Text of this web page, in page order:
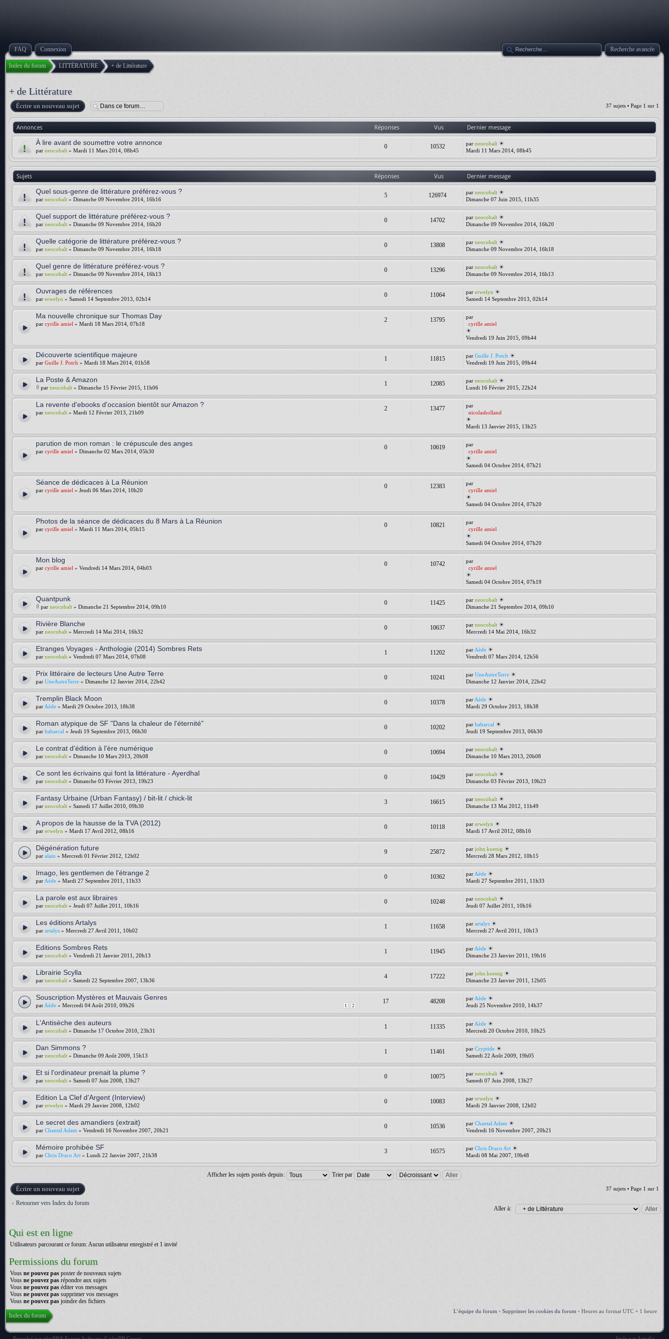
FAQ Connexion Recherche avancée
Index du forum LITTÉRATURE + de Littérature
+ de Littérature
Écrire un nouveau sujet 37 sujets • Page 1 sur 1
Annonces Réponses Vus Dernier message
À lire avant de soumettre votre annonce
par neocobalt » Mardi 11 Mars 2014, 08h45
0 10532 parneocobalt
Mardi 11 Mars 2014, 08h45
Sujets Réponses Vus Dernier message
Quel sous-genre de littérature préférez-vous ?
par neocobalt » Dimanche 09 Novembre 2014, 16h16
5 126974 parneocobalt
Dimanche 07 Juin 2015, 11h35
Quel support de littérature préférez-vous ?
par neocobalt » Dimanche 09 Novembre 2014, 16h20
0 14702 parneocobalt
Dimanche 09 Novembre 2014, 16h20
Quelle catégorie de littérature préférez-vous ?
par neocobalt » Dimanche 09 Novembre 2014, 16h18
0 13808 parneocobalt
Dimanche 09 Novembre 2014, 16h18
Quel genre de littérature préférez-vous ?
par neocobalt » Dimanche 09 Novembre 2014, 16h13
0 13296 parneocobalt
Dimanche 09 Novembre 2014, 16h13
Ouvrages de références
par erwelyn » Samedi 14 Septembre 2013, 02h14
0 11064 parerwelyn
Samedi 14 Septembre 2013, 02h14
Ma nouvelle chronique sur Thomas Day
par cyrille amiel » Mardi 18 Mars 2014, 07h18
2 13795
par
cyrille amiel
Vendredi 19 Juin 2015, 09h44
Découverte scientifique majeure
par Guille J. Potch » Mardi 18 Mars 2014, 01h58
1 11815 parGuille J. Potch
Vendredi 19 Juin 2015, 09h44
La Poste & Amazon
par neocobalt » Dimanche 15 Février 2015, 11h06
1 12085 parneocobalt
Lundi 16 Février 2015, 22h24
La revente d'ebooks d'occasion bientôt sur Amazon ?
par neocobalt » Mardi 12 Février 2013, 21h09
2 13477
par
nicolasholland
Mardi 13 Janvier 2015, 13h25
parution de mon roman : le crépuscule des anges
par cyrille amiel » Dimanche 02 Mars 2014, 05h30
0 10619
par
cyrille amiel
Samedi 04 Octobre 2014, 07h21
Séance de dédicaces à La Réunion
par cyrille amiel » Jeudi 06 Mars 2014, 10h20
0 12383
par
cyrille amiel
Samedi 04 Octobre 2014, 07h20
Photos de la séance de dédicaces du 8 Mars à La Réunion
par cyrille amiel » Mardi 11 Mars 2014, 05h15
0 10821
par
cyrille amiel
Samedi 04 Octobre 2014, 07h20
Mon blog
par cyrille amiel » Vendredi 14 Mars 2014, 04h03
0 10742
par
cyrille amiel
Samedi 04 Octobre 2014, 07h19
Quantpunk
par neocobalt » Dimanche 21 Septembre 2014, 09h10
0 11425 parneocobalt
Dimanche 21 Septembre 2014, 09h10
Rivière Blanche
par neocobalt » Mercredi 14 Mai 2014, 16h32
0 10637 parneocobalt
Mercredi 14 Mai 2014, 16h32
Etranges Voyages - Anthologie (2014) Sombres Rets
par neocobalt » Vendredi 07 Mars 2014, 07h08
1 11202 par Aède
Vendredi 07 Mars 2014, 12h56
Prix littéraire de lecteurs Une Autre Terre
par UneAutreTerre » Dimanche 12 Janvier 2014, 22h42
0 10241 parUneAutreTerre
Dimanche 12 Janvier 2014, 22h42
Tremplin Black Moon
par Aède » Mardi 29 Octobre 2013, 18h38
0 10378 par Aède
Mardi 29 Octobre 2013, 18h38
Roman atypique de SF "Dans la chaleur de l'éternité"
par habarcal » Jeudi 19 Septembre 2013, 06h30
0 10202 parhabarcal
Jeudi 19 Septembre 2013, 06h30
Le contrat d'édition à l'ère numérique
par neocobalt » Dimanche 10 Mars 2013, 20h08
0 10694 parneocobalt
Dimanche 10 Mars 2013, 20h08
Ce sont les écrivains qui font la littérature - Ayerdhal
par neocobalt » Dimanche 03 Février 2013, 19h23
0 10429 parneocobalt
Dimanche 03 Février 2013, 19h23
Fantasy Urbaine (Urban Fantasy) / bit-lit / chick-lit
par neocobalt » Samedi 17 Juillet 2010, 09h30
3 16615 parneocobalt
Dimanche 13 Mai 2012, 11h49
A propos de la hausse de la TVA (2012)
par erwelyn » Mardi 17 Avril 2012, 08h16
0 10118 parerwelyn
Mardi 17 Avril 2012, 08h16
Dégénération future
par alain » Mercredi 01 Février 2012, 12h02
9 25872 parjohn.koenig
Mercredi 28 Mars 2012, 10h15
Imago, les gentlemen de l'étrange 2
par Aède » Mardi 27 Septembre 2011, 11h33
0 10362 par Aède
Mardi 27 Septembre 2011, 11h33
La parole est aux libraires
par neocobalt » Jeudi 07 Juillet 2011, 10h16
0 10248 parneocobalt
Jeudi 07 Juillet 2011, 10h16
Les éditions Artalys
par artalys » Mercredi 27 Avril 2011, 10h02
1 11658 parartalys
Mercredi 27 Avril 2011, 10h13
Editions Sombres Rets
par neocobalt » Vendredi 21 Janvier 2011, 20h13
1 11945 par Aède
Dimanche 23 Janvier 2011, 19h16
Librairie Scylla
par neocobalt » Samedi 22 Septembre 2007, 13h36
4 17222 parjohn.koenig
Dimanche 23 Janvier 2011, 12h05
Souscription Mystères et Mauvais Genres
1 2
par Aède » Mercredi 04 Août 2010, 09h26
17 48208 par Aède
Jeudi 25 Novembre 2010, 14h37
L'Antisèche des auteurs
par neocobalt » Dimanche 17 Octobre 2010, 23h31
1 11335 par Aède
Mercredi 20 Octobre 2010, 10h25
Dan Simmons ?
par neocobalt » Dimanche 09 Août 2009, 15h13
1 11461 parCryptide
Samedi 22 Août 2009, 19h05
Et si l'ordinateur prenait la plume ?
par neocobalt » Samedi 07 Juin 2008, 13h27
0 10075 parneocobalt
Samedi 07 Juin 2008, 13h27
Edition La Clef d'Argent (Interview)
par erwelyn » Mardi 29 Janvier 2008, 12h02
0 10083 parerwelyn
Mardi 29 Janvier 2008, 12h02
Le secret des amandiers (extrait)
par Chantal Adam » Vendredi 16 Novembre 2007, 20h21
0 10536 parChantal Adam
Vendredi 16 Novembre 2007, 20h21
Mémoire prohibée SF
par Chris Draco Art » Lundi 22 Janvier 2007, 21h38
3 16575 parChris Draco Art
Mardi 08 Mai 2007, 19h48
Afficher les sujets postés depuis: Trier par
Écrire un nouveau sujet 37 sujets • Page 1 sur 1
Retourner vers Index du forum
Aller à:
Qui est en ligne
Utilisateurs parcourant ce forum: Aucun utilisateur enregistré et 1 invité
Permissions du forum
Vous ne pouvez pas poster de nouveaux sujets
Vous ne pouvez pas répondre aux sujets
Vous ne pouvez pas éditer vos messages
Vous ne pouvez pas supprimer vos messages
Vous ne pouvez pas joindre des fichiers
L’équipe du forum • Supprimer les cookies du forum • Heures au format UTC + 1 heure
Index du forum